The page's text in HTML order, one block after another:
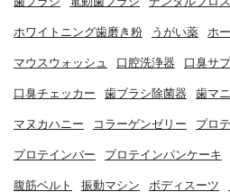
ホワイトニング歯磨き粉 うがい薬 ホ
マウスウォッシュ 口腔洗浄器 口臭サ
口臭チェッカー 歯ブラシ除菌器 歯マ
マヌカハニー コラーゲンゼリー プロ
プロテインバー プロテインパンケーキ
腹筋ベルト 振動マシン ボディスーツ